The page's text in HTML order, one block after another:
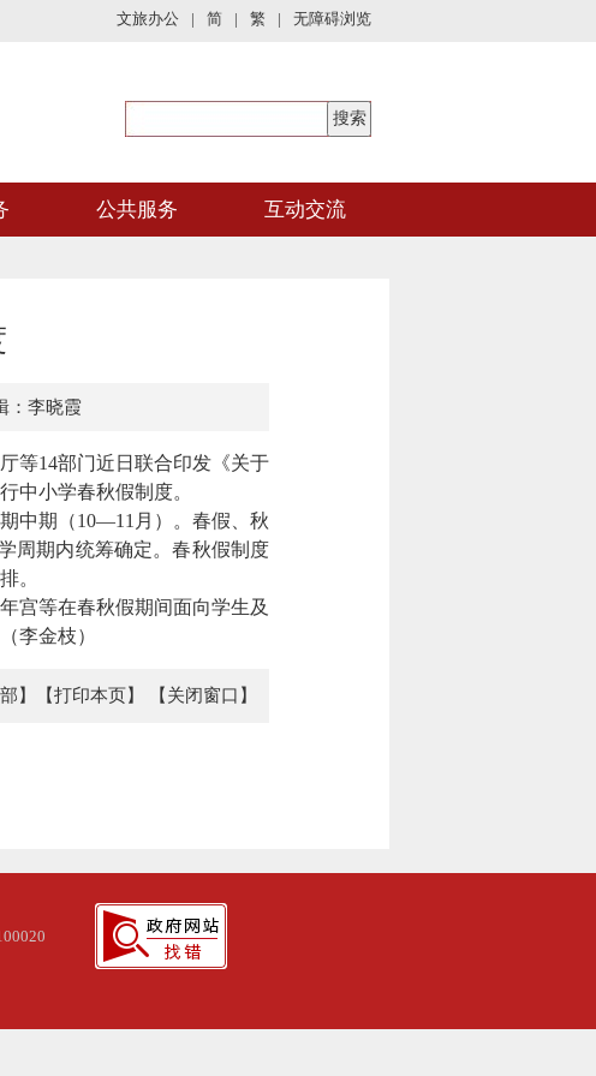
文旅办公 | 简 | 繁 | 无障碍浏览
公共服务 互动交流
：李晓霞
等14部门近日联合印发《关于
中小学春秋假制度。
中期（10—11月）。春假、秋
周期内统筹确定。春秋假制度
。
等在春秋假期间面向学生及
（李金枝）
】 【打印本页】 【关闭窗口】